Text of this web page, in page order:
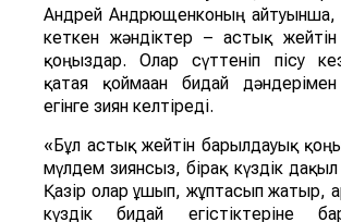
Қостанай облысының
қоңыздар қаптап кетті. Бір
астық жейті нбарылдауық
түсіндірсе, келесі біріұн ш
деп жорамалдады. Бұл жөнінде
«Курсив» басылымына
отырып хабарлайды.